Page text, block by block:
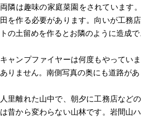
両隣は趣味の家庭菜園をされています
田を作る必要があります。向いが工務
トの土留めを作るとお隣のように造成
キャンプファイヤーは何度もやってい
ありません。南側写真の奥にも道路が
人里離れた山中で、朝夕に工務店など
は昔から変わらない山林です。岩間山